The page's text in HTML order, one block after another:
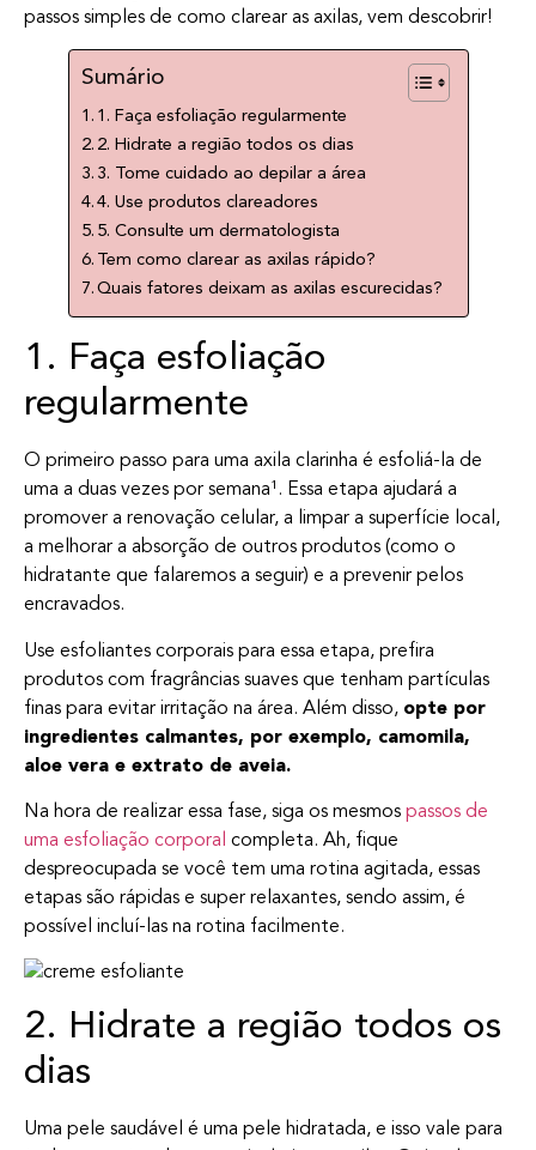
passos simples de como clarear as axilas, vem descobrir!
Sumário
1. Faça esfoliação regularmente
2. Hidrate a região todos os dias
3. Tome cuidado ao depilar a área
4. Use produtos clareadores
5. Consulte um dermatologista
Tem como clarear as axilas rápido?
Quais fatores deixam as axilas escurecidas?
1. Faça esfoliação
regularmente
O primeiro passo para uma axila clarinha é esfoliá-la de
uma a duas vezes por semana¹. Essa etapa ajudará a
promover a renovação celular, a limpar a superfície local,
a melhorar a absorção de outros produtos (como o
hidratante que falaremos a seguir) e a prevenir pelos
encravados.
Use esfoliantes corporais para essa etapa, prefira
produtos com fragrâncias suaves que tenham partículas
finas para evitar irritação na área. Além disso, opte por
ingredientes calmantes, por exemplo, camomila,
aloe vera e extrato de aveia.
Na hora de realizar essa fase, siga os mesmos passos de
uma esfoliação corporal completa. Ah, fique
despreocupada se você tem uma rotina agitada, essas
etapas são rápidas e super relaxantes, sendo assim, é
possível incluí-las na rotina facilmente.
2. Hidrate a região todos os
dias
Uma pele saudável é uma pele hidratada, e isso vale para